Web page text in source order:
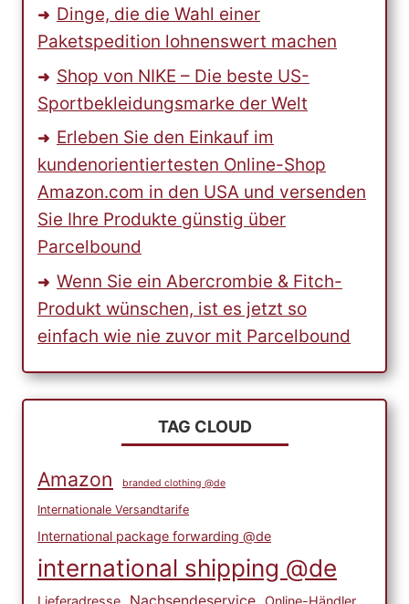
Dinge, die die Wahl einer
Paketspedition lohnenswert machen
Shop von NIKE – Die beste US-
Sportbekleidungsmarke der Welt
Erleben Sie den Einkauf im
kundenorientiertesten Online-Shop
Amazon.com in den USA und versenden
Sie Ihre Produkte günstig über
Parcelbound
Wenn Sie ein Abercrombie & Fitch-
Produkt wünschen, ist es jetzt so
einfach wie nie zuvor mit Parcelbound
TAG CLOUD
Amazon branded clothing @de
Internationale Versandtarife
International package forwarding @de
international shipping @de
Lieferadresse Online-Händler